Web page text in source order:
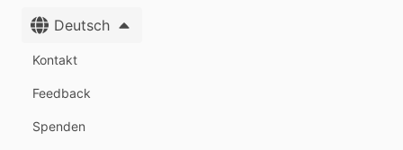
Deutsch
Kontakt
Feedback
Spenden